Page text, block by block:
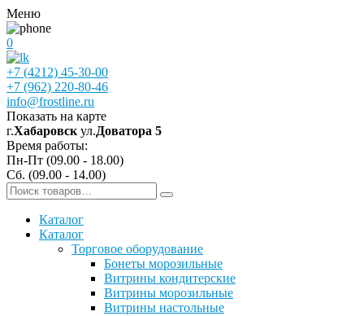
Меню
0
+7 (4212) 45-30-00
+7 (962) 220-80-46
info@frostline.ru
Показать на карте
г.Хабаровск ул.Доватора 5
Время работы:
Пн-Пт (09.00 - 18.00)
Сб. (09.00 - 14.00)
Каталог
Каталог
Торговое оборудование
Бонеты морозильные
Витрины кондитерские
Витрины морозильные
Витрины настольные